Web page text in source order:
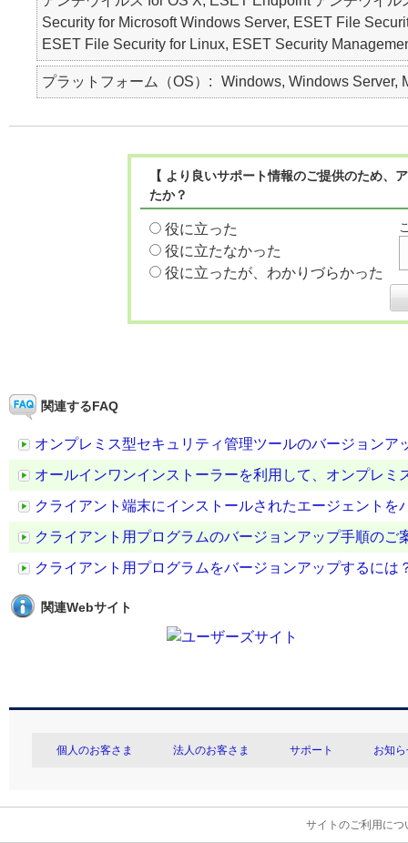
Security for Microsoft Windows Server, ESET File
ESET File Security for Linux, ESET Security
プラットフォーム（OS） Windows, Windows Server,
【 より良いサポート情報のご提供のため
たか？
役に立った
役に立たなかった
役に立ったが、わかりづらかった
関連するFAQ
オンプレミス型セキュリティ管理ツールのバージョンア
オールインワンインストーラーを利用して、オンプレ
クライアント端末にインストールされたエージェントを
クライアント用プログラムのバージョンアップ手順のご
クライアント用プログラムをバージョンアップするには
関連Webサイト
個人のお客さま 法人のお客さま サポート お知
サイトのご利用につ